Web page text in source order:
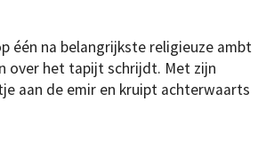
één na belangrijkste religieuze ambt
over het tapijt schrijdt. Met zijn
aan de emir en kruipt achterwaarts